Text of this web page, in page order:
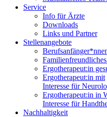
Service
Info für Ärzte
Downloads
Links und Partner
Stellenangebote
Ergotherapeut:in
Ergotherapeut:in mit
Interesse für
Ergotherapeut:in in
Interesse für
Nachhaltigkeit